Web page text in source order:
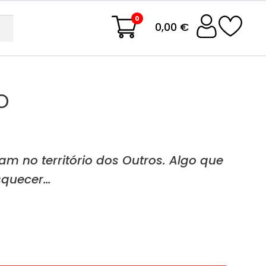
0
0,00 €
no território dos Outros. Algo que